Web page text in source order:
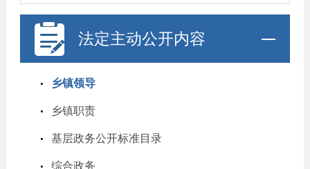
法定主动公开内容
乡镇领导
乡镇职责
基层政务公开标准目录
综合政务